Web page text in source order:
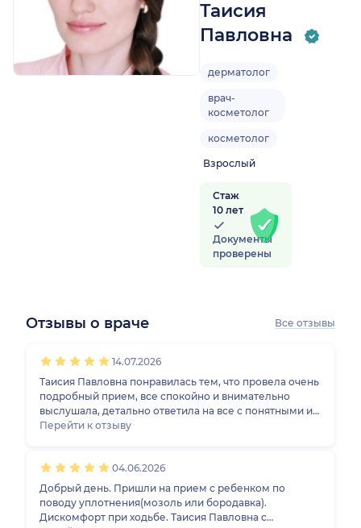
Таисия
Павловна
дерматолог
врач-
косметолог
косметолог
Взрослый
Стаж
10 лет
Документы
проверены
Отзывы о враче Все отзывы
14.07.2026
Таисия Павловна понравилась тем, что провела очень
подробный прием, все спокойно и внимательно
выслушала, детально ответила на все с понятными и
простыми объяснениями. Провела тщательный
конце спросили, есть ли еще вопросы. Производит
впечатление очень аккуратного и знающего
специалиста
Перейти к отзыву
04.06.2026
Добрый день. Пришли на прием с ребенком по
поводу уплотнения(мозоль или бородавка).
Дискомфорт при ходьбе. Таисия Павловна с